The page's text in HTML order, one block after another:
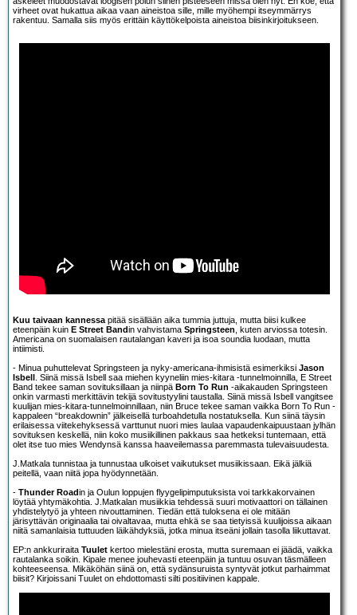
virheet ovat hukattua aikaa vaan aineistoa sille, mille myöhempi itseymmärrys
rakentuu. Samalla siis myös erittäin käyttökelpoista aineistoa biisinkirjoitukseen.
Kuu taivaan kannessapitää sisällään aika tummia juttuja, mutta biisi kulkee
eteenpäin kuin E Street Bandin vahvistama Springsteen, kuten arviossa totesin.
Americana on suomalaisen rautalangan kaveri ja isoa soundia luodaan, mutta
intiimisti.
- Minua puhuttelevat Springsteen ja nyky-americana-ihmisistä esimerkiksi Jason
Isbell . Siinä missä Isbell saa miehen kyyneliin mies-kitara -tunnelmoinnilla, E Street
Band tekee saman sovituksillaan ja niinpä Born To Run -aikakauden Springsteen
onkin varmasti merkittävin tekijä sovitustyylini taustalla. Siinä missä Isbell vangitsee
kuulijan mies-kitara-tunnelmoinnillaan, niin Bruce tekee saman vaikka Born To Run -
kappaleen “breakdownin” jälkeisellä turboahdetulla nostatuksella. Kun siinä täysin
erilaisessa viitekehyksessä varttunut nuori mies laulaa vapaudenkaipuustaan jylhän
sovituksen keskellä, niin koko musiikillinen pakkaus saa hetkeksi tuntemaan, että
olet itse tuo mies Wendynsä kanssa haaveilemassa paremmasta tulevaisuudesta.
J.Matkala tunnistaa ja tunnustaa ulkoiset vaikutukset musiikissaan. Eikä jälkiä
peitellä, vaan niitä jopa hyödynnetään.
- Thunder Roadin ja Oulun loppujen flyygelipimputuksista voi tarkkakorvainen
löytää yhtymäkohtia. J.Matkalan musiikkia tehdessä suuri motivaattori on tällainen
yhdistelytyö ja yhteen nivouttaminen. Tiedän että tuloksena ei ole mitään
järisyttävän originaalia tai oivaltavaa, mutta ehkä se saa tietyissä kuulijoissa aikaan
niitä samanlaisia tuttuuden läikähdyksiä, jotka minua itseäni jollain tasolla liikuttavat.
EP:n ankkuriraita Tuulet kertoo mielestäni erosta, mutta suremaan ei jäädä, vaikka
rautalanka soikin. Kipale menee jouhevasti eteenpäin ja tuntuu osuvan täsmälleen
kohteeseensa. Mikäköhän siinä on, että sydänsuruista syntyvät jotkut parhaimmat
biisit? Kirjoissani Tuulet on ehdottomasti silti positiivinen kappale.